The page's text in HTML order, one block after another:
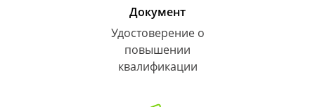
Документ
Удостоверение о
повышении
квалификации